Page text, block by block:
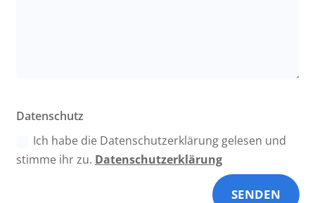
Datenschutz
Ich habe die Datenschutzerklärung gelesen und
stimme ihr zu. Datenschutzerklärung
SENDEN